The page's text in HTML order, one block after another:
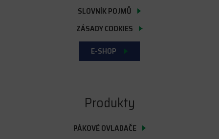
SLOVNÍK POJMŮ
ZÁSADY COOKIES
E-SHOP
Produkty
PÁKOVÉ OVLADAČE